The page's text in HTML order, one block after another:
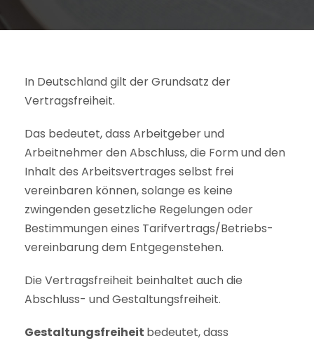
In Deutschland gilt der Grundsatz der
Vertragsfreiheit.
Das bedeutet, dass Arbeitgeber und
Arbeitnehmer den Abschluss, die Form und den
Inhalt des Arbeitsvertrages selbst frei
vereinbaren können, solange es keine
zwingenden gesetzliche Regelungen oder
Bestimmungen eines Tarifvertrags/Betriebs-
vereinbarung dem Entgegenstehen.
Die Vertragsfreiheit beinhaltet auch die
Abschluss- und Gestaltungsfreiheit.
Gestaltungsfreiheit bedeutet, dass